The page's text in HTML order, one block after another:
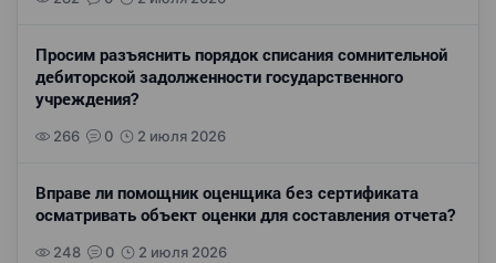
Просим разъяснить порядок списания сомнительной
дебиторской задолженности государственного
учреждения?
266 0 2 июля 2026
Вправе ли помощник оценщика без сертификата
осматривать объект оценки для составления отчета?
248 0 2 июля 2026